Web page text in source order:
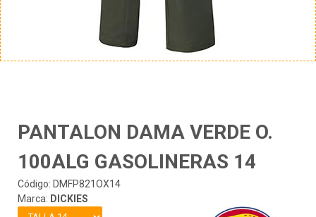
PANTALON DAMA VERDE O.
100ALG GASOLINERAS 14
Código: DMFP821OX14
Marca: DICKIES